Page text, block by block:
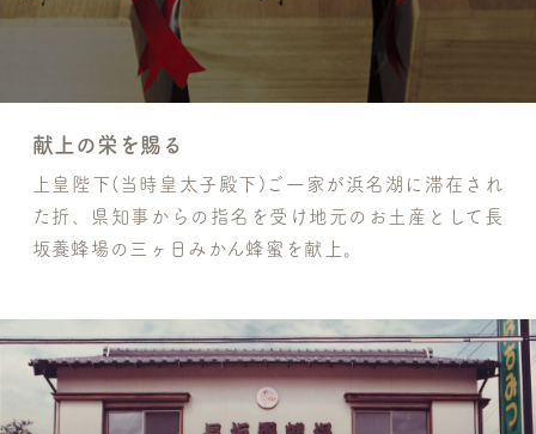
献上の栄を賜る
上皇陛下(当時皇太子殿下)ご一家が浜名湖に滞在され
た折、県知事からの指名を受け地元のお土産として長
坂養蜂場の三ヶ日みかん蜂蜜を献上。